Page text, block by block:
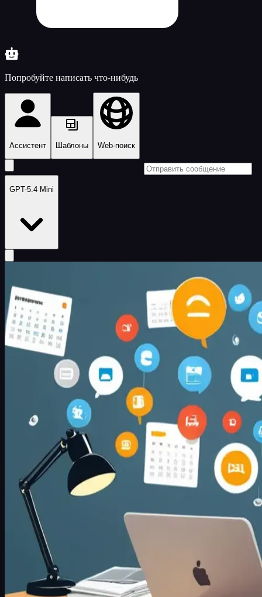
Попробуйте написать что-нибудь
Ассистент Шаблоны Web-поиск
GPT-5.4 Mini